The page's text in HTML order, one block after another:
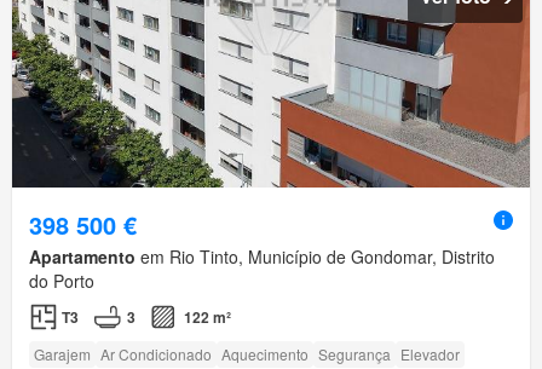
398 500 €
Apartamento em Rio Tinto, Município de Gondomar, Distrito
do Porto
T3 3 122 m²
Garajem Ar Condicionado Aquecimento Segurança Elevador